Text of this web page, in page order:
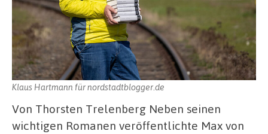
Klaus Hartmann für nordstadtblogger.de
Von Thorsten Trelenberg Neben seinen
wichtigen Romanen veröffentlichte Max von